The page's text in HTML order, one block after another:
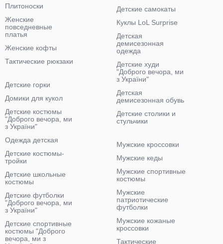
Плитоноски
Женские
повседневные
платья
Женские кофты
Тактические рюкзаки
Детские самокаты
Куклы LoL Surprise
Детская
демисезонная
одежда
Детские худи
"Доброго вечора, ми
з України"
Детская
демисезонная обувь
Детские столики и
стульчики
Детские горки
Домики для кукол
Детские костюмы
"Доброго вечора, ми
з України"
Одежда детская
Детские костюмы-
тройки
Детские школьные
костюмы
Детские футболки
"Доброго вечора, ми
з України"
Детские спортивные
костюмы "Доброго
вечора, ми з
Мужские кроссовки
Мужские кеды
Мужские спортивные
костюмы
Мужские
патриотические
футболки
Мужские кожаные
кроссовки
Тактические